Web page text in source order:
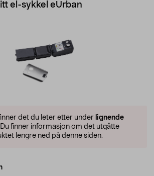
el-sykkel eUrban
det du leter etter under lignende
Du finner informasjon om det utgåtte
lengre ned på denne siden.